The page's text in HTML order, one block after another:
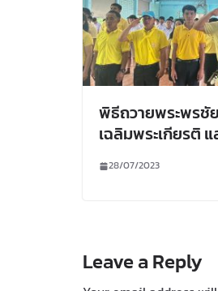
พิธีถวายพระพรชั
เฉลิมพระเกียรติ
28/07/2023
Leave a Reply